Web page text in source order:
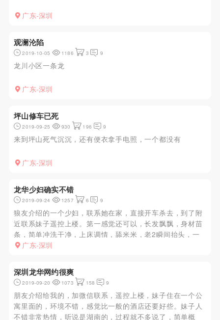
广东-深圳
观澜沦陷
2019-10-05 1186 3 9
龙川小区一条龙
广东-深圳
坪山修车已死
2019-09-25 930 196 9
来到坪山死气沉沉，还有便衣拿手电照，一个都没有
广东-深圳
龙华少妇确实不错
2019-09-24 1257 6 9
狼友介绍的一个少妇，联系她在家，直接开车杀去，到了附
近联系妹子遥控上楼。第一感觉还可以，长发飘飘，身材苗
条，简单冲洗干净，上床调情，舔米米，老2瞬间抬头，一
柱擎天，妹子看到激动万分，直接一口吞了，一签一深，舌
小洞，插了几下妹子受...
广东-深圳
深圳龙华网约很爽
2019-09-20 1073 158 9
朋友介绍给我的，加微信联系，遥控上楼，妹子住在一个公
寓里面的，环境不错，感觉比一般的酒店还要好些。妹子人
不错非常热情，听说是湖南的，过程就不多说了，简单概